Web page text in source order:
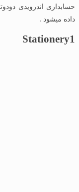
حسابداری اندرویدی
داده میشود .
Stationery1